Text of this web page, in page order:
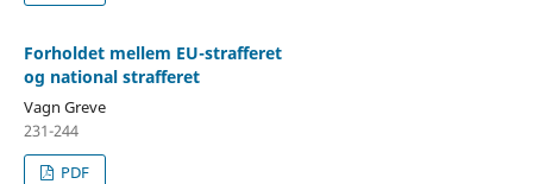
Forholdet mellem EU-strafferet
og national strafferet
Vagn Greve
231-244
PDF